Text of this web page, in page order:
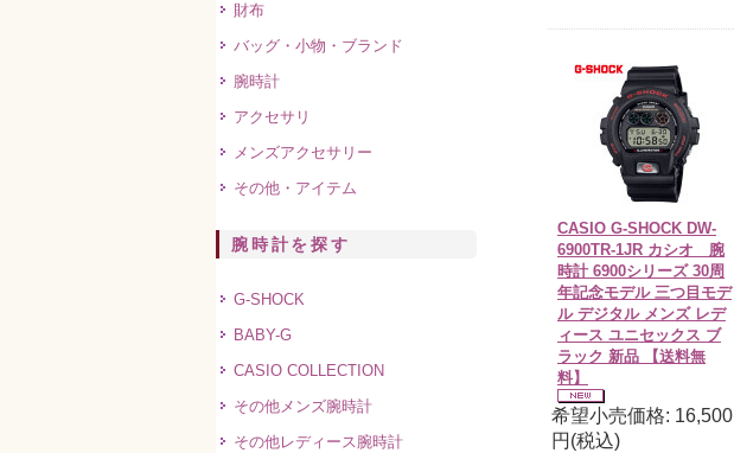
財布
バッグ・小物・ブランド
腕時計
アクセサリ
メンズアクセサリー
その他・アイテム
腕時計を探す
G-SHOCK
BABY-G
CASIO COLLECTION
その他メンズ腕時計
その他レディース腕時計
CASIO G-SHOCK DW-
6900TR-1JR カシオ 腕
時計 6900シリーズ 30周
年記念モデル 三つ目モデ
ル デジタル メンズ レデ
ィース ユニセックス ブ
ラック 新品 【送料無
料】
希望小売価格: 16,500
円(税込)